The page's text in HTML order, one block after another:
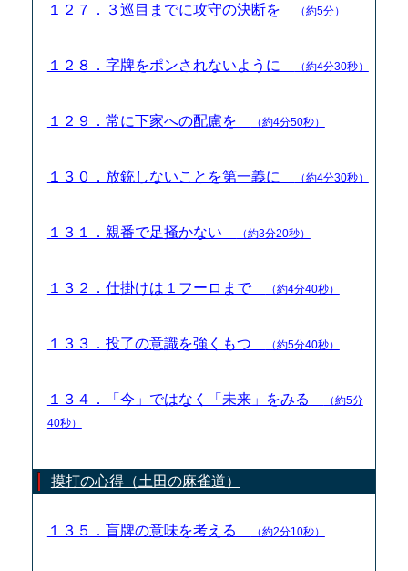
１２７．３巡目までに攻守の決断を （約5分）
１２８．字牌をポンされないように （約4分30秒）
１２９．常に下家への配慮を （約4分50秒）
１３０．放銃しないことを第一義に （約4分30秒）
１３１．親番で足掻かない （約3分20秒）
１３２．仕掛けは１フーロまで （約4分40秒）
１３３．投了の意識を強くもつ （約5分40秒）
１３４．「今」ではなく「未来」をみる
（約5分
40秒）
摸打の心得（土田の麻雀道）
１３５．盲牌の意味を考える （約2分10秒）